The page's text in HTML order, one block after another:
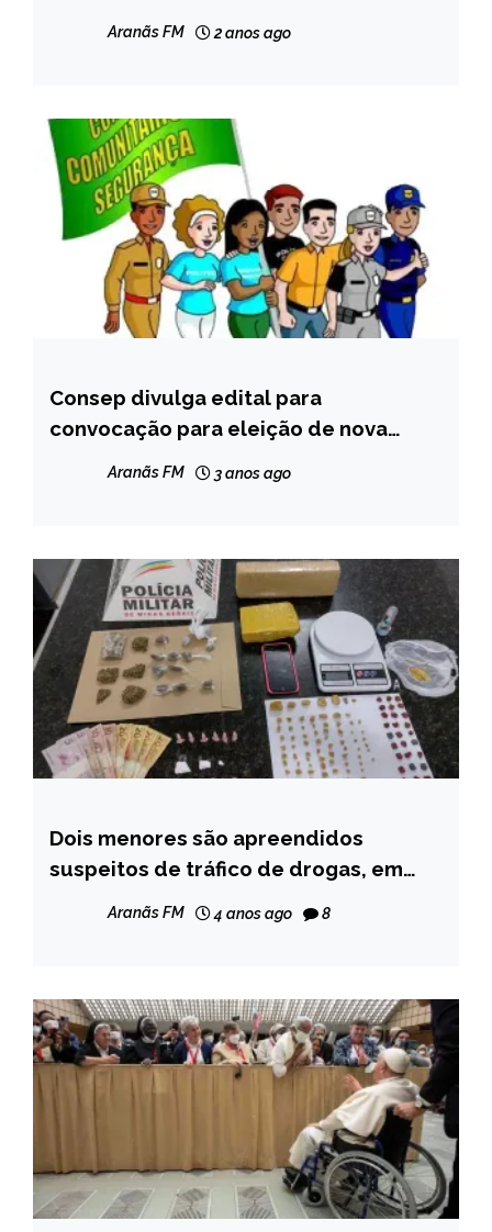
Aranãs FM 2 anos ago
CAPELINHA
NOTÍCIAS
Consep divulga edital para
convocação para eleição de nova
Aranãs FM 3 anos ago
CAPELINHA
MINAS
Dois menores são apreendidos
suspeitos de tráfico de drogas, em
Aranãs FM 4 anos ago 8